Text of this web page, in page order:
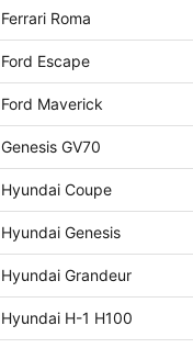
Ferrari Roma
Ford Escape
Ford Maverick
Genesis GV70
Hyundai Coupe
Hyundai Genesis
Hyundai Grandeur
Hyundai H-1 H100